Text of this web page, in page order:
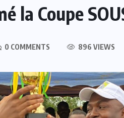
la Coupe
0 COMMENTS 896 VIEWS